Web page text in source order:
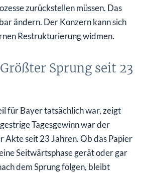
zurückstellen müssen. Das
ändern. Der Konzern kann sich
Restrukturierung widmen.
Sprung seit 23
für Bayer tatsächlich war, zeigt
Tagesgewinn war der
Akte seit 23 Jahren. Ob das Papier
Seitwärtsphase gerät oder gar
dem Sprung folgen, bleibt